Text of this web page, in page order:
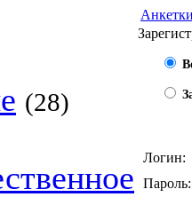
(28)
Логин:
Пароль: